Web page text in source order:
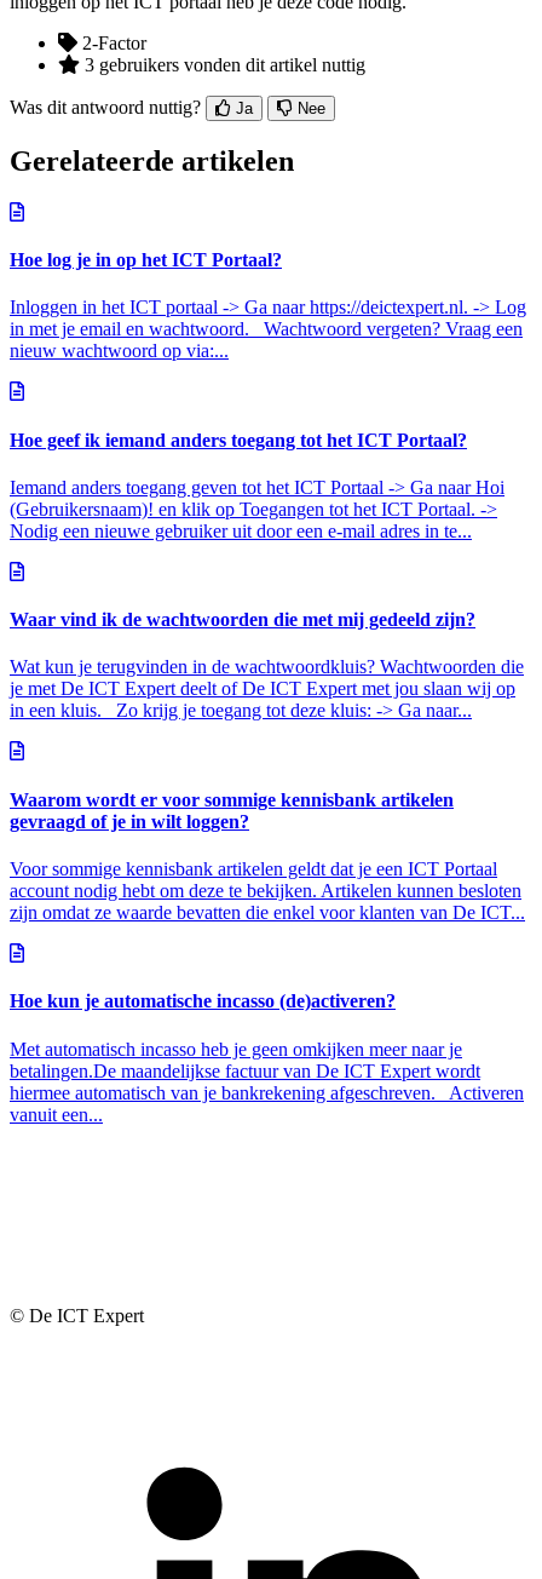
2-Factor
3 gebruikers vonden dit artikel nuttig
Was dit antwoord nuttig? Ja Nee
Gerelateerde artikelen
Hoe log je in op het ICT Portaal?
Inloggen in het ICT portaal -> Ga naar https://deictexpert.nl. -> Log
in met je email en wachtwoord. Wachtwoord vergeten? Vraag een
nieuw wachtwoord op via:...
Hoe geef ik iemand anders toegang tot het ICT Portaal?
Iemand anders toegang geven tot het ICT Portaal -> Ga naar Hoi
(Gebruikersnaam)! en klik op Toegangen tot het ICT Portaal. ->
Nodig een nieuwe gebruiker uit door een e-mail adres in te...
Waar vind ik de wachtwoorden die met mij gedeeld zijn?
Wat kun je terugvinden in de wachtwoordkluis? Wachtwoorden die
je met De ICT Expert deelt of De ICT Expert met jou slaan wij op
in een kluis. Zo krijg je toegang tot deze kluis: -> Ga naar...
Waarom wordt er voor sommige kennisbank artikelen
gevraagd of je in wilt loggen?
Voor sommige kennisbank artikelen geldt dat je een ICT Portaal
account nodig hebt om deze te bekijken. Artikelen kunnen besloten
zijn omdat ze waarde bevatten die enkel voor klanten van De ICT...
Hoe kun je automatische incasso (de)activeren?
Met automatisch incasso heb je geen omkijken meer naar je
betalingen.De maandelijkse factuur van De ICT Expert wordt
hiermee automatisch van je bankrekening afgeschreven. Activeren
vanuit een...
© De ICT Expert